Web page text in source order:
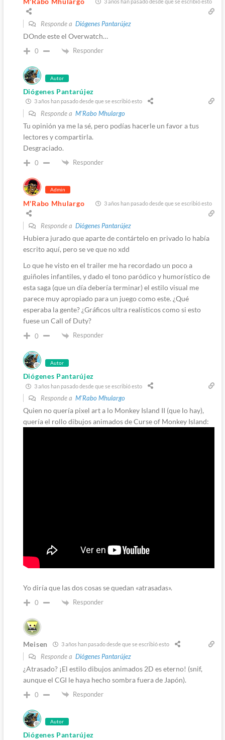
Responde a Diógenes Pantarújez
DOnde este el Overwatch…
0 Responder
Autor
Diógenes Pantarújez
3 años han pasado desde que se escribió esto
Responde a M'Rabo Mhulargo
Tu opinión ya me la sé, pero podías hacerle un favor a tus
lectores y compartirla.
Desgraciado.
0 Responder
Admin
M'Rabo Mhulargo 3 años han pasado desde que se escribió esto
Responde a Diógenes Pantarújez
Hubiera jurado que aparte de contártelo en privado lo había
escrito aquí, pero se ve que no xdd
Lo que he visto en el trailer me ha recordado un poco a
guiñoles infantiles, y dado el tono paródico y humorístico de
esta saga (que un día debería terminar) el estilo visual me
parece muy apropiado para un juego como este. ¿Qué
esperaba la gente? ¿Gráficos ultra realísticos como si esto
fuese un Call of Duty?
0 Responder
Autor
Diógenes Pantarújez
3 años han pasado desde que se escribió esto
Responde a M'Rabo Mhulargo
Quien no quería pixel art a lo Monkey Island II (que lo hay),
quería el rollo dibujos animados de Curse of Monkey Island:
Yo diría que las dos cosas se quedan «atrasadas».
0 Responder
Meisen 3 años han pasado desde que se escribió esto
Responde a Diógenes Pantarújez
¿Atrasado? ¡El estilo dibujos animados 2D es eterno! (snif,
aunque el CGI le haya hecho sombra fuera de Japón).
0 Responder
Autor
Diógenes Pantarújez